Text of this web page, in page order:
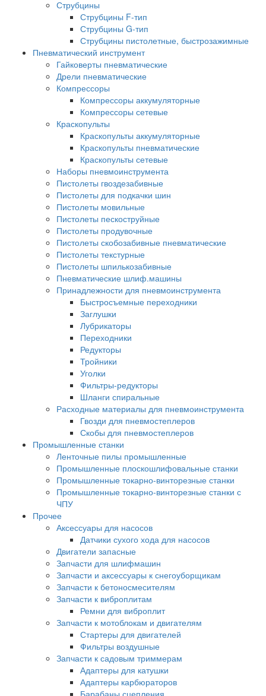
Струбцины
Струбцины F-тип
Струбцины G-тип
Струбцины пистолетные, быстрозажимные
Пневматический инструмент
Гайковерты пневматические
Дрели пневматические
Компрессоры
Компрессоры аккумуляторные
Компрессоры сетевые
Краскопульты
Краскопульты аккумуляторные
Краскопульты пневматические
Краскопульты сетевые
Наборы пневмоинструмента
Пистолеты гвоздезабивные
Пистолеты для подкачки шин
Пистолеты мовильные
Пистолеты пескоструйные
Пистолеты продувочные
Пистолеты скобозабивные пневматические
Пистолеты текстурные
Пистолеты шпилькозабивные
Пневматические шлиф.машины
Принадлежности для пневмоинструмента
Быстросъемные переходники
Заглушки
Лубрикаторы
Переходники
Редукторы
Тройники
Уголки
Фильтры-редукторы
Шланги спиральные
Расходные материалы для пневмоинструмента
Гвозди для пневмостеплеров
Скобы для пневмостеплеров
Промышленные станки
Ленточные пилы промышленные
Промышленные плоскошлифовальные станки
Промышленные токарно-винторезные станки
Промышленные токарно-винторезные станки с
ЧПУ
Прочее
Аксессуары для насосов
Датчики сухого хода для насосов
Двигатели запасные
Запчасти для шлифмашин
Запчасти и аксессуары к снегоуборщикам
Запчасти к бетоносмесителям
Запчасти к виброплитам
Ремни для виброплит
Запчасти к мотоблокам и двигателям
Стартеры для двигателей
Фильтры воздушные
Запчасти к садовым триммерам
Адаптеры для катушки
Адаптеры карбюраторов
Барабаны сцепления